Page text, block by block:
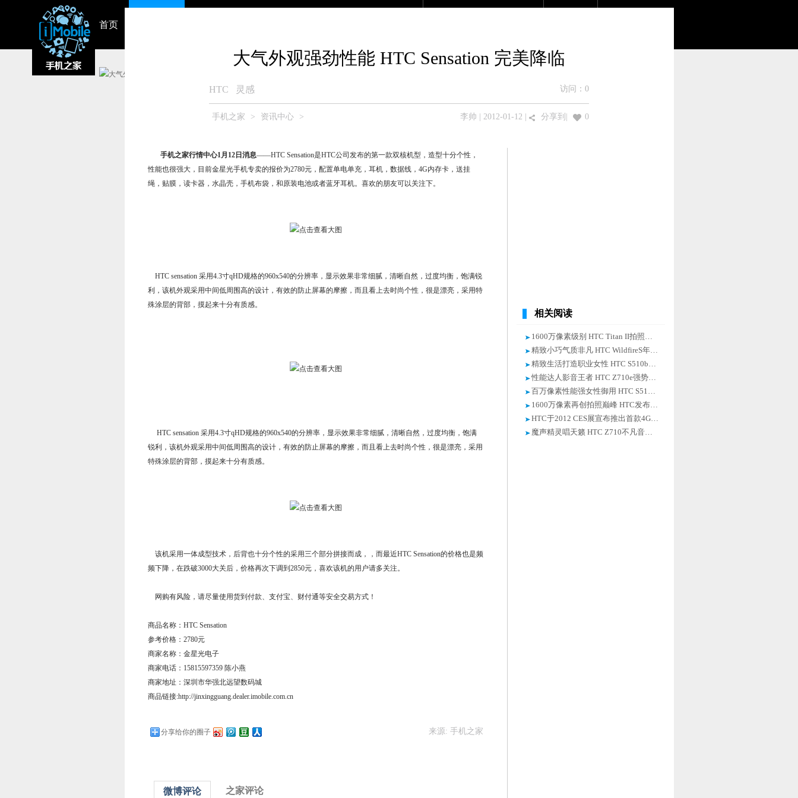
首页
大气外观强劲性能 HTC Sensation 完美降临
HTC 灵感 访问： 0
手机之家 > 资讯中心 > 李帅 | 2012-01-12 | 分享到 0
手机之家行情中心1月12日消息——HTC Sensation是HTC公司发布的第一款双核机型，造型十分个性，
性能也很强大，目前金星光手机专卖的报价为2780元，配置单电单充，耳机，数据线，4G内存卡，送挂
绳，贴膜，读卡器，水晶壳，手机布袋，和原装电池或者蓝牙耳机。喜欢的朋友可以关注下。
HTC sensation 采用4.3寸qHD规格的960x540的分辨率，显示效果非常细腻，清晰自然，过度均衡，饱满锐
利，该机外观采用中间低周围高的设计，有效的防止屏幕的摩擦，而且看上去时尚个性，很是漂亮，采用特
殊涂层的背部，摸起来十分有质感。
HTC sensation 采用4.3寸qHD规格的960x540的分辨率，显示效果非常细腻，清晰自然，过度均衡，饱满
锐利，该机外观采用中间低周围高的设计，有效的防止屏幕的摩擦，而且看上去时尚个性，很是漂亮，采用
特殊涂层的背部，摸起来十分有质感。
该机采用一体成型技术，后背也十分个性的采用三个部分拼接而成，，而最近HTC Sensation的价格也是频
频下降，在跌破3000大关后，价格再次下调到2850元，喜欢该机的用户请多关注。
网购有风险，请尽量使用货到付款、支付宝、财付通等安全交易方式！
商品名称：HTC Sensation
参考价格：2780元
商家名称：金星光电子
商家电话：15815597359 陈小燕
商家地址：深圳市华强北远望数码城
商品链接:http://jinxingguang.dealer.imobile.com.cn
分享给你的圈子 来源: 手机之家
微博评论 之家评论
相关阅读
1600万像素级别 HTC Titan II拍照样张赏析
精致小巧气质非凡 HTC WildfireS年底爆低价
精致生活打造职业女性 HTC S510b倾情来袭中
性能达人影音王者 HTC Z710e强势来袭热卖中
百万像素性能强女性御用 HTC S510b春节热卖
1600万像素再创拍照巅峰 HTC发布Titan II
HTC于2012 CES展宣布推出首款4G LTE WP强机
魔声精灵唱天籁 HTC Z710不凡音质超值享受